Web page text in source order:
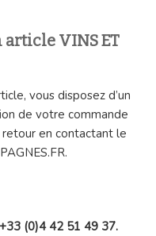
VINS ET
vous disposez d’un
de votre commande
en contactant le
+33 (0)4 42 51 49 37.